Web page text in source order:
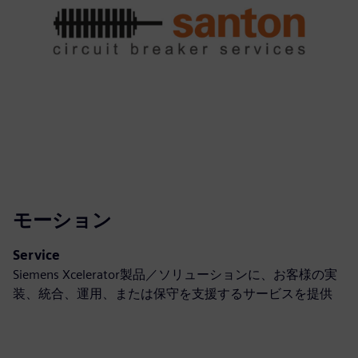
モーション
Service
Siemens Xcelerator製品／ソリューションに、お客様の実
装、統合、運用、または保守を支援するサービスを提供